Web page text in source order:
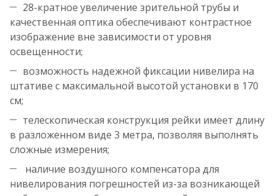
28-кратное увеличение зрительной трубы и
качественная оптика обеспечивают контрастное
изображение вне зависимости от уровня
освещенности;
возможность надежной фиксации нивелира на
штативе с максимальной высотой установки в 170
см;
телескопическая конструкция рейки имеет длину
в разложенном виде 3 метра, позволяя выполнять
сложные измерения;
наличие воздушного компенсатора для
нивелирования погрешностей из-за возникающей